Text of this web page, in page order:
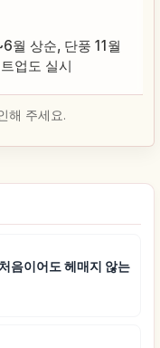
월 상순, 단풍 11월
업도 실시
해 주세요.
음이어도 헤매지 않는